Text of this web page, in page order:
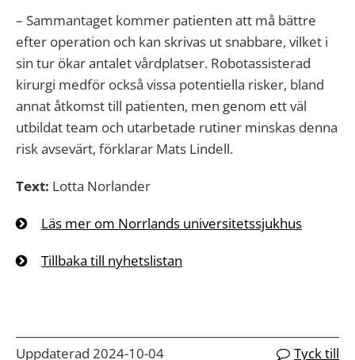
– Sammantaget kommer patienten att må bättre
efter operation och kan skrivas ut snabbare, vilket i
sin tur ökar antalet vårdplatser. Robotassisterad
kirurgi medför också vissa potentiella risker, bland
annat åtkomst till patienten, men genom ett väl
utbildat team och utarbetade rutiner minskas denna
risk avsevärt, förklarar Mats Lindell.
Text: Lotta Norlander
Läs mer om Norrlands universitetssjukhus
Tillbaka till nyhetslistan
Uppdaterad 2024-10-04 Tyck till